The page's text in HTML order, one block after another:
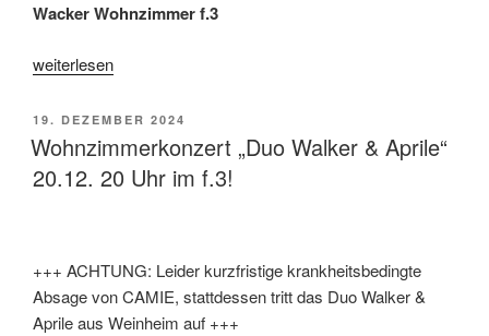
Wacker Wohnzimmer f.3
„60/60-
Graphic
Recording
20.5.
|
weiterlesen
VERÖFFENTLICHT
AM
19. DEZEMBER 2024
Wohnzimmerkonzert „Duo Walker & Aprile“
20.12. 20 Uhr im f.3!
+++ ACHTUNG: Leider kurzfristige krankheitsbedingte
Absage von CAMIE, stattdessen tritt das Duo Walker &
Aprile aus Weinheim auf +++